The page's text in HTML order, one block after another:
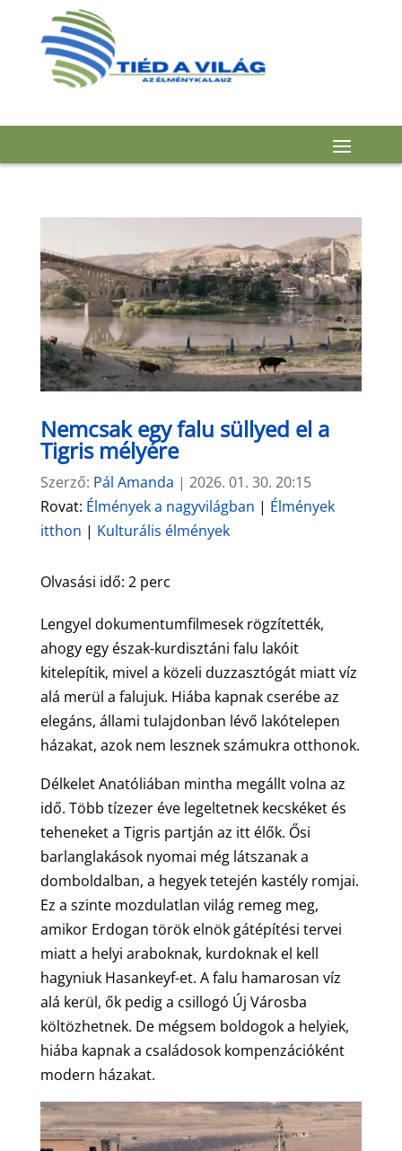
Nemcsak egy falu süllyed el a
Tigris mélyére
Szerző: Pál Amanda | 2026. 01. 30. 20:15
Rovat: Élmények a nagyvilágban | Élmények
itthon | Kulturális élmények
Olvasási idő: 2 perc
Lengyel dokumentumfilmesek rögzítették,
ahogy egy észak-kurdisztáni falu lakóit
kitelepítik, mivel a közeli duzzasztógát miatt víz
alá merül a falujuk. Hiába kapnak cserébe az
elegáns, állami tulajdonban lévő lakótelepen
házakat, azok nem lesznek számukra otthonok.
Délkelet Anatóliában mintha megállt volna az
idő. Több tízezer éve legeltetnek kecskéket és
teheneket a Tigris partján az itt élők. Ősi
barlanglakások nyomai még látszanak a
domboldalban, a hegyek tetején kastély romjai.
Ez a szinte mozdulatlan világ remeg meg,
amikor Erdogan török elnök gátépítési tervei
miatt a helyi araboknak, kurdoknak el kell
hagyniuk Hasankeyf-et. A falu hamarosan víz
alá kerül, ők pedig a csillogó Új Városba
költözhetnek. De mégsem boldogok a helyiek,
hiába kapnak a családosok kompenzációként
modern házakat.